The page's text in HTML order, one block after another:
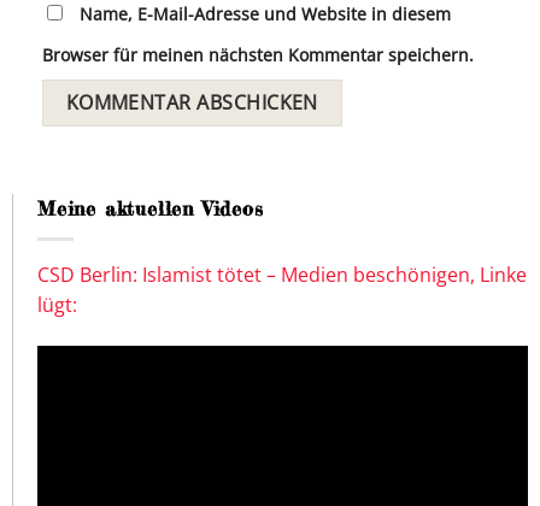
Name, E-Mail-Adresse und Website in diesem
Browser für meinen nächsten Kommentar speichern.
Meine aktuellen Videos
CSD Berlin: Islamist tötet – Medien beschönigen, Linke
lügt: